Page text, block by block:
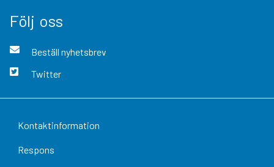
Följ oss
Beställ nyhetsbrev
Twitter
Kontaktinformation
Respons